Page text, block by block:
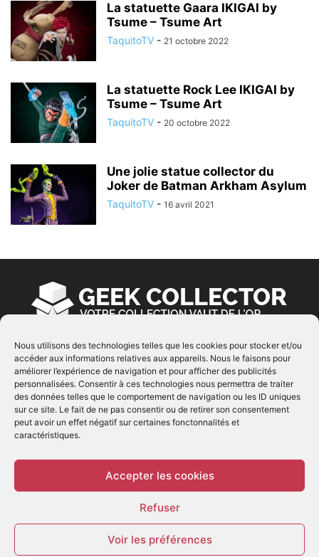
Nous utilisons des technologies telles que les cookies pour stocker et/ou
accéder aux informations relatives aux appareils. Nous le faisons pour
améliorer l’expérience de navigation et pour afficher des publicités
personnalisées. Consentir à ces technologies nous permettra de traiter
des données telles que le comportement de navigation ou les ID uniques
sur ce site. Le fait de ne pas consentir ou de retirer son consentement
peut avoir un effet négatif sur certaines fonctonnalités et
caractéristiques.
Accepter les cookies
Refuser
Voir les préférences
La statuette Gaara IKIGAI by
Tsume – Tsume Art
TaquitoTV - 21 octobre 2022
La statuette Rock Lee IKIGAI by
Tsume – Tsume Art
TaquitoTV - 20 octobre 2022
Une jolie statue collector du
Joker de Batman Arkham Asylum
TaquitoTV - 16 avril 2021
À PROPOS
© Copyright 2022 | Produit parEIMAI| Tous Droits
Réservés